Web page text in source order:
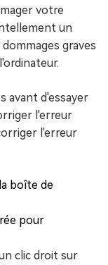
votre
un
graves
avant d'essayer
l'erreur
l'erreur
boîte de
pour
clic droit sur